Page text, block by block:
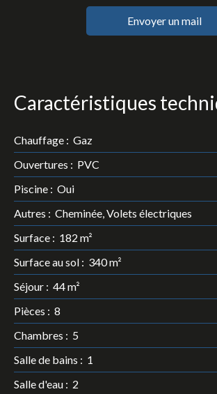
Envoyer un mail
Caractéristiques
Chauffage : Gaz
Ouvertures : PVC
Piscine : Oui
Autres : Cheminée, Volets électriques
Surface : 182 m²
Surface au sol : 340m²
Séjour : 44m²
Pièces : 8
Chambres : 5
Salle de bains : 1
Salle d'eau : 2